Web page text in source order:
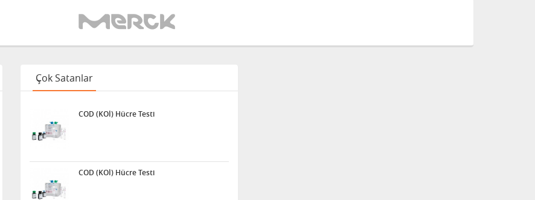
Çok Satanlar
COD (KOİ) Hücre Testi
COD (KOİ) Hücre Testi